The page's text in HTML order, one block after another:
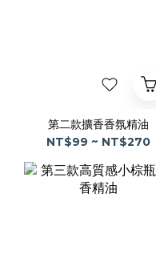
第二款擴香香氛精油
NT$99 ~ NT$270